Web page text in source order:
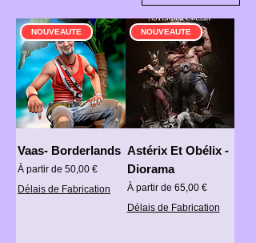
NOUVEAUTE
Vaas- Borderlands
À partir de 50,00 €
Prix promotionnel
Délais de Fabrication
NOUVEAUTE
Astérix Et Obélix -
Diorama
À partir de 65,00 €
Prix promotionnel
Délais de Fabrication